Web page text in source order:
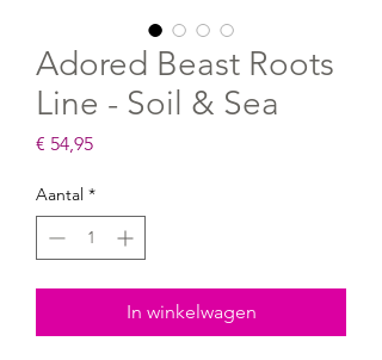
Adored Beast Roots
Line - Soil & Sea
€ 54,95Prijs
Aantal *
In winkelwagen